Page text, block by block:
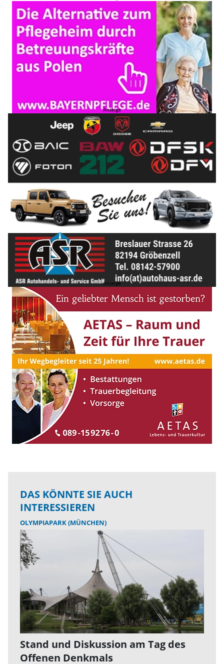
DAS KÖNNTE SIE AUCH
INTERESSIEREN
OLYMPIAPARK (MÜNCHEN)
Stand und Diskussion am Tag des
Offenen Denkmals